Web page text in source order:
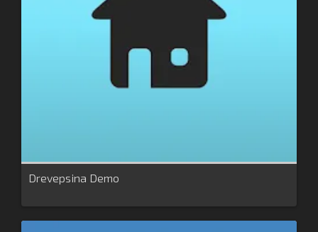
Drevepsina Demo